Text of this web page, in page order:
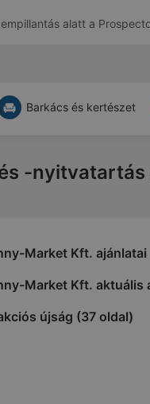
alatt a
Barkács és kertészet
-nyitvatartás
Market Kft. ajánlatai
Market Kft. aktuális
újság (37 oldal)